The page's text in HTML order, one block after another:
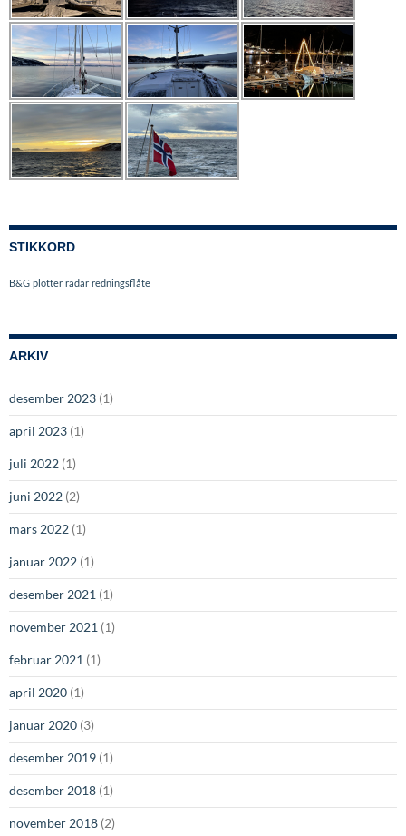
STIKKORD
B&G plotter radar redningsflåte
ARKIV
desember 2023 (1)
april 2023 (1)
juli 2022 (1)
juni 2022 (2)
mars 2022 (1)
januar 2022 (1)
desember 2021 (1)
november 2021 (1)
februar 2021 (1)
april 2020 (1)
januar 2020 (3)
desember 2019 (1)
desember 2018 (1)
november 2018 (2)